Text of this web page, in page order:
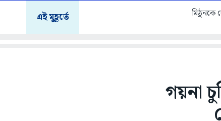
এই মুহূর্তে মিঠুনকে
গয়না